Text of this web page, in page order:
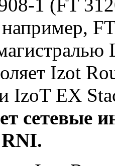
1 (FT
Izot
IzoT EX
сетевые